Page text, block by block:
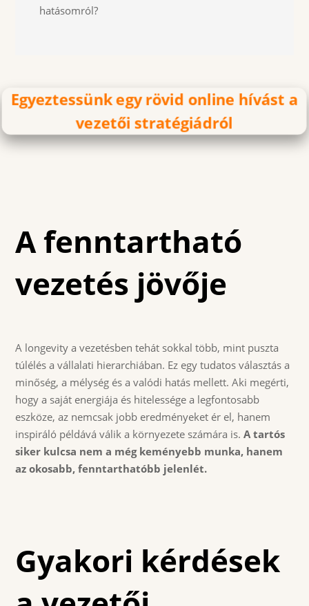
hatásomról?
Egyeztessünk egy rövid online hívást a
vezetői stratégiádról
A fenntartható
vezetés jövője
A longevity a vezetésben tehát sokkal több, mint puszta
túlélés a vállalati hierarchiában. Ez egy tudatos választás a
minőség, a mélység és a valódi hatás mellett. Aki megérti,
hogy a saját energiája és hitelessége a legfontosabb
eszköze, az nemcsak jobb eredményeket ér el, hanem
inspiráló példává válik a környezete számára is.A tartós
siker kulcsa nem a még keményebb munka, hanem
az okosabb, fenntarthatóbb jelenlét.
Gyakori kérdések